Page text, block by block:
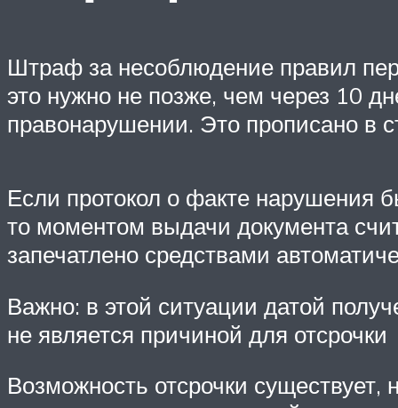
Штраф за несоблюдение правил
это нужно не позже, чем через 10
правонарушении. Это прописано в
Если протокол о факте нарушения
то моментом выдачи документа
запечатлено средствами
Важно: в этой ситуации датой
не является причиной для отсрочки
Возможность отсрочки